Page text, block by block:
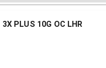
PLUS 10G OC LHR